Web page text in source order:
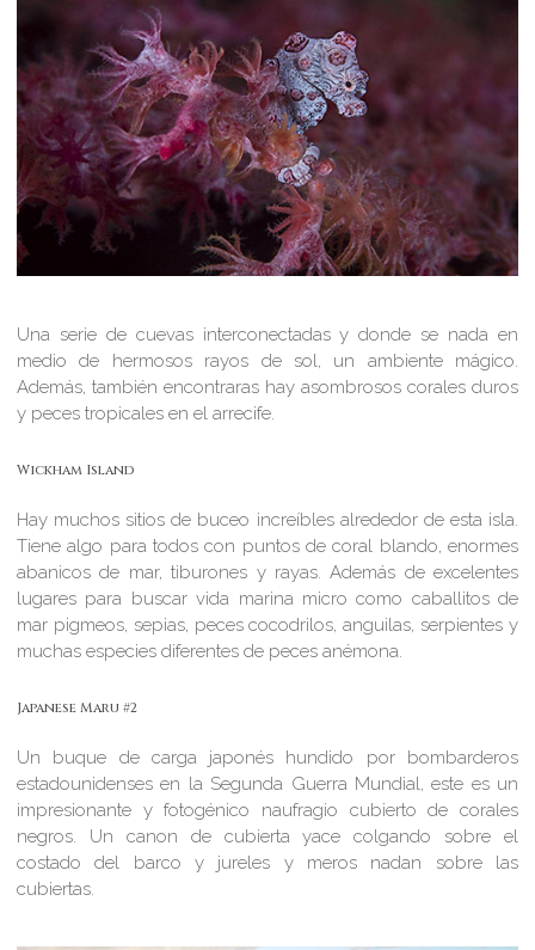
Una serie de cuevas interconectadas y donde se nada en
medio de hermosos rayos de sol, un ambiente mágico.
Además, también encontraras hay asombrosos corales duros
y peces tropicales en el arrecife.
Wickham Island
Hay muchos sitios de buceo increíbles alrededor de esta isla.
Tiene algo para todos con puntos de coral blando, enormes
abanicos de mar, tiburones y rayas. Además de excelentes
lugares para buscar vida marina micro como caballitos de
mar pigmeos, sepias, peces cocodrilos, anguilas, serpientes y
muchas especies diferentes de peces anémona.
Japanese Maru #2
Un buque de carga japonés hundido por bombarderos
estadounidenses en la Segunda Guerra Mundial, este es un
impresionante y fotogénico naufragio cubierto de corales
negros. Un canon de cubierta yace colgando sobre el
costado del barco y jureles y meros nadan sobre las
cubiertas.